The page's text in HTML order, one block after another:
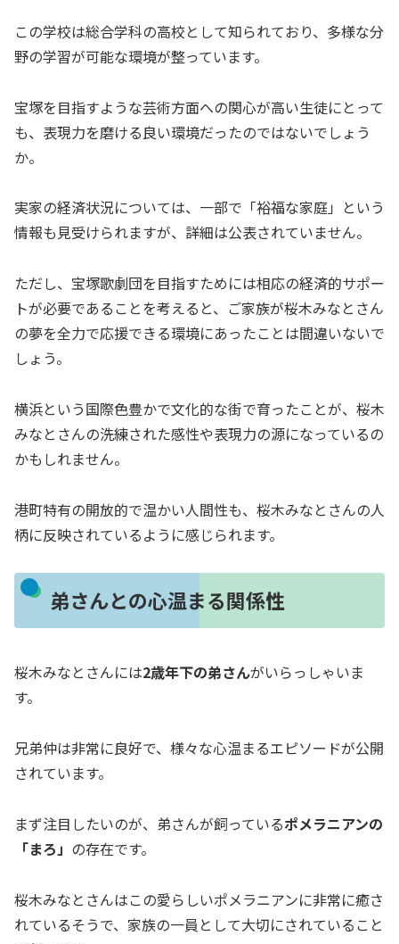
この学校は総合学科の高校として知られており、多様な分
野の学習が可能な環境が整っています。
宝塚を目指すような芸術方面への関心が高い生徒にとって
も、表現力を磨ける良い環境だったのではないでしょう
か。
実家の経済状況については、一部で「裕福な家庭」という
情報も見受けられますが、詳細は公表されていません。
ただし、宝塚歌劇団を目指すためには相応の経済的サポー
トが必要であることを考えると、ご家族が桜木みなとさん
の夢を全力で応援できる環境にあったことは間違いないで
しょう。
横浜という国際色豊かで文化的な街で育ったことが、桜木
みなとさんの洗練された感性や表現力の源になっているの
かもしれません。
港町特有の開放的で温かい人間性も、桜木みなとさんの人
柄に反映されているように感じられます。
弟さんとの心温まる関係性
桜木みなとさんには2歳年下の弟さんがいらっしゃいま
す。
兄弟仲は非常に良好で、様々な心温まるエピソードが公開
されています。
まず注目したいのが、弟さんが飼っているポメラニアンの
「まろ」 の存在です。
桜木みなとさんはこの愛らしいポメラニアンに非常に癒さ
れているそうで、家族の一員として大切にされていること